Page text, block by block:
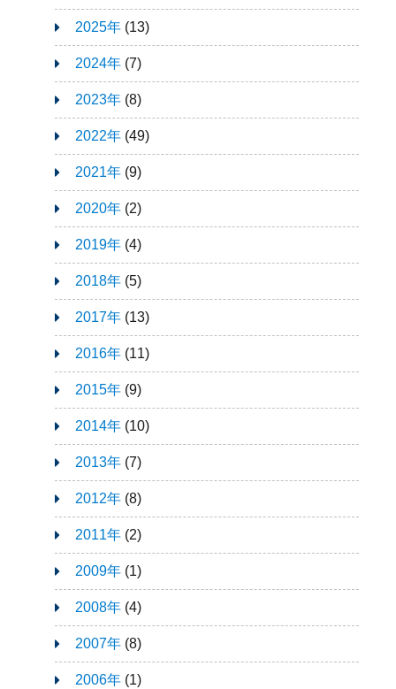
2025年(13)
2024年(7)
2023年(8)
2022年(49)
2021年(9)
2020年(2)
2019年(4)
2018年(5)
2017年(13)
2016年(11)
2015年(9)
2014年(10)
2013年(7)
2012年(8)
2011年(2)
2009年(1)
2008年(4)
2007年(8)
2006年(1)